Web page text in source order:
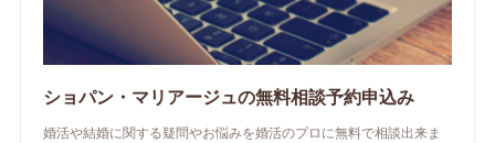
ショパン・マリアージュの無料相談予約申込み
婚活や結婚に関する疑問やお悩みを婚活のプロに無料で相談出来ま